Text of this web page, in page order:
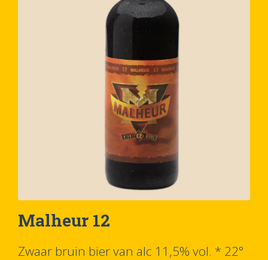
Malheur 12
Zwaar bruin bier van alc 11,5% vol. * 22°